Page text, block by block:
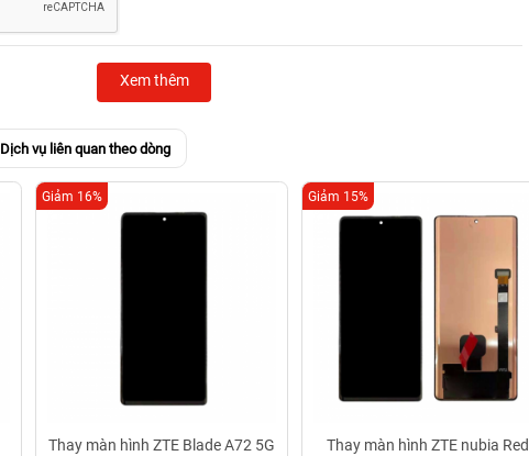
Xem thêm
Dịch vụ liên quan theo dòng
Thay màn hình ZTE Blade A72 5G
Giảm 16%
Thay màn hình ZTE nubia Red
Giảm 15%